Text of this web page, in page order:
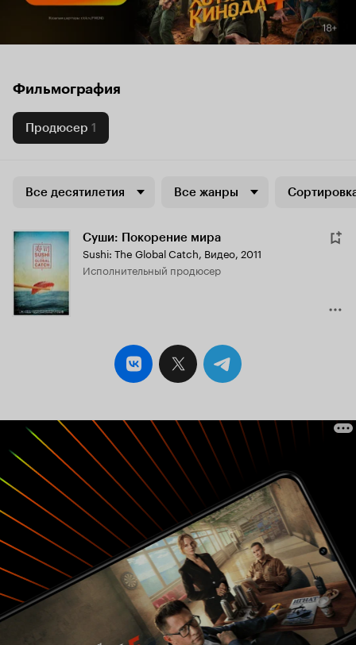
Фильмография
Продюсер 1
Все десятилетия Все жанры
Суши: Покорение мира
Sushi: The Global Catch, Видео, 2011
исполнительный продюсер